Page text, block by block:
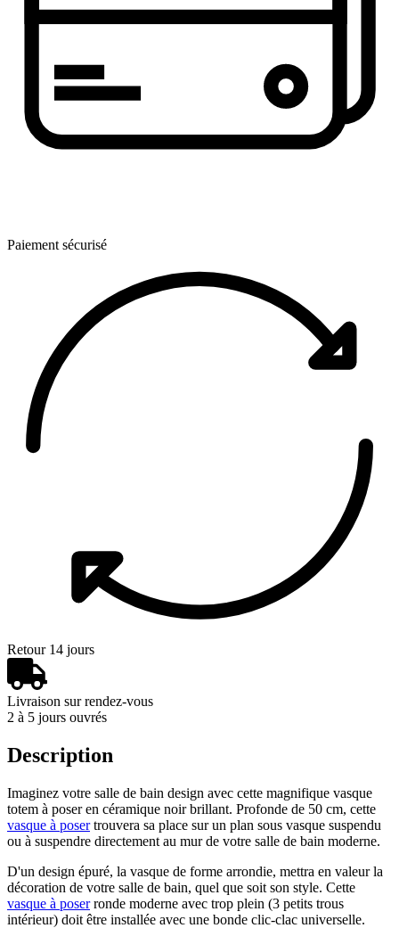
Paiement sécurisé
Retour 14 jours
Livraison sur rendez-vous
2 à 5 jours ouvrés
Description
Imaginez votre salle de bain design avec cette magnifique vasque
totem à poser en céramique noir brillant. Profonde de 50 cm, cette
vasque à posertrouvera sa place sur un plan sous vasque suspendu
ou à suspendre directement au mur de votre salle de bain moderne.
D'un design épuré, la vasque de forme arrondie, mettra en valeur la
décoration de votre salle de bain, quel que soit son style. Cette
vasque à poserronde moderne avec trop plein (3 petits trous
intérieur) doit être installée avec une bonde clic-clac universelle.